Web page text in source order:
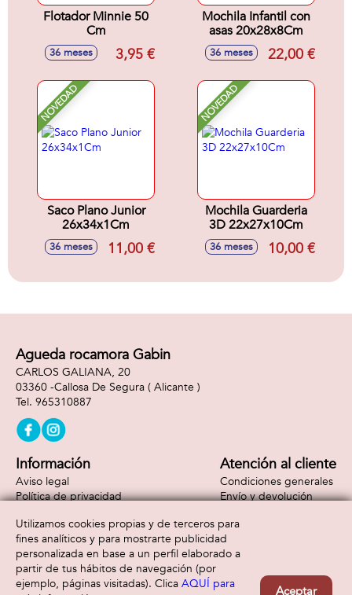
Flotador Minnie 50
Cm
36 meses 3,95 €
Mochila Infantil con
asas 20x28x8Cm
36 meses 22,00 €
NOVEDAD
Saco Plano Junior
26x34x1Cm
36 meses 11,00 €
NOVEDAD
Mochila Guarderia
3D 22x27x10Cm
36 meses 10,00 €
Agueda rocamora Gabin
CARLOS GALIANA, 20
03360 -Callosa De Segura ( Alicante )
965310887
Información
Aviso legal
Política de privacidad
Atención al cliente
Condiciones generales
Envío y devolución
Formas de pago
Utilizamos cookies propias y de terceros para
fines analíticos y para mostrarte publicidad
personalizada en base a un perfil elaborado a
partir de tus hábitos de navegación (por
ejemplo, páginas visitadas). Clica AQUÍ para
Aceptar